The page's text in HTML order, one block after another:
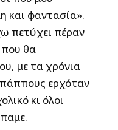
και φαντασία».
πετύχει πέραν
θα
με τα χρόνια
πάππους ερχόταν
κι όλοι